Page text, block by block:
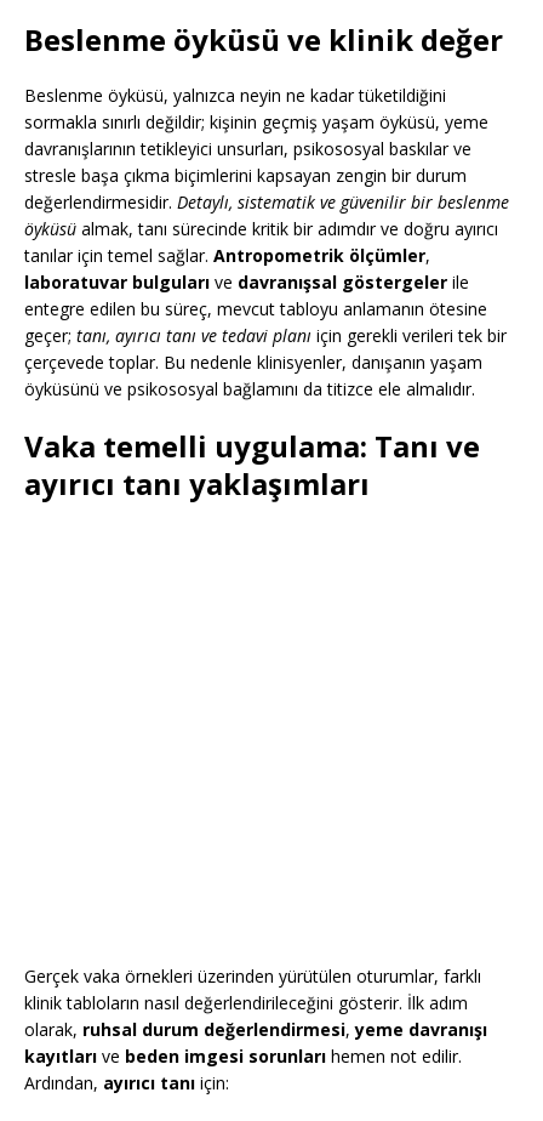
Beslenme öyküsü ve klinik değer
Beslenme öyküsü, yalnızca neyin ne kadar tüketildiğini
sormakla sınırlı değildir; kişinin geçmiş yaşam öyküsü, yeme
davranışlarının tetikleyici unsurları, psikososyal baskılar ve
stresle başa çıkma biçimlerini kapsayan zengin bir durum
değerlendirmesidir. Detaylı, sistematik ve güvenilir bir beslenme
öyküsü almak, tanı sürecinde kritik bir adımdır ve doğru ayırıcı
tanılar için temel sağlar. Antropometrik ölçümler,
laboratuvar bulguları ve davranışsal göstergeler ile
entegre edilen bu süreç, mevcut tabloyu anlamanın ötesine
geçer; tanı, ayırıcı tanı ve tedavi planı için gerekli verileri tek bir
çerçevede toplar. Bu nedenle klinisyenler, danışanın yaşam
öyküsünü ve psikososyal bağlamını da titizce ele almalıdır.
Vaka temelli uygulama: Tanı ve
ayırıcı tanı yaklaşımları
Gerçek vaka örnekleri üzerinden yürütülen oturumlar, farklı
klinik tabloların nasıl değerlendirileceğini gösterir. İlk adım
olarak, ruhsal durum değerlendirmesi,yeme davranışı
kayıtları ve beden imgesi sorunları hemen not edilir.
Ardından, ayırıcı tanı için: